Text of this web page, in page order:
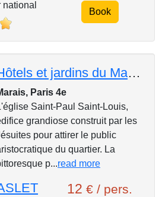
Book
Hôtels et jardins du Marais
Paris 4e
Saint-Paul Saint-Louis,
grandiose construit par les
pour attirer le public
du quartier. La
p...read more
12 € / pers.